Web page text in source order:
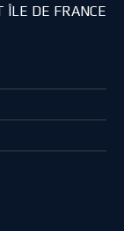
ÎLE DE FRANCE